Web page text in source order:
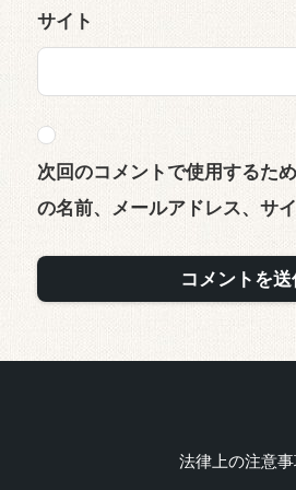
サイト
次回のコメントで使用するた
の名前、メールアドレス、サ
法律上の注意